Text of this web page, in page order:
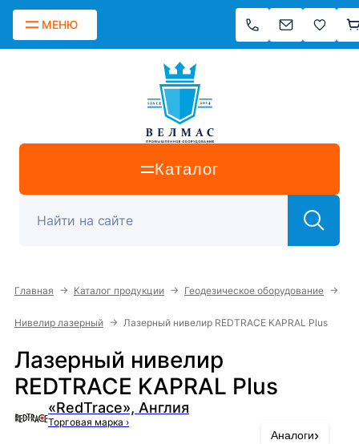
МЕНЮ
Каталог
Главная → Каталог продукции → Геодезическое оборудование →
Нивелир лазерный → Лазерный нивелир REDTRACE KAPRAL Plus
Лазерный нивелир
REDTRACE KAPRAL Plus
«RedTrace», Англия
Торговая марка ›
Аналоги›